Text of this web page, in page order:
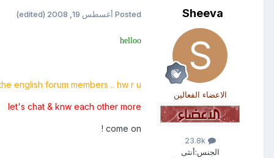
Sheeva
الاعضاء الفعالين
23.8k
الجنس:أنثى
Posted أغسطس 19, 2008 (edited)
helloo
english forum members .. hw r u
let's chat & knw each other more
come on !